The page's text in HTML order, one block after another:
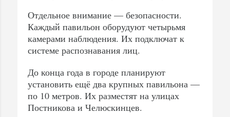
Отдельное внимание — безопасности.
Каждый павильон оборудуют четырьмя
камерами наблюдения. Их подключат к
системе распознавания лиц.
До конца года в городе планируют
установить ещё два крупных павильона —
по 10 метров. Их разместят на улицах
Постникова и Челюскинцев.